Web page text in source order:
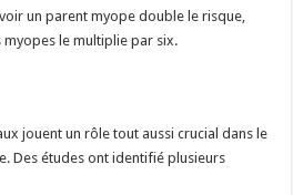
un parent myope double le risque,
myopes le multiplie par six.
jouent un rôle tout aussi crucial dans le
Des études ont identifié plusieurs